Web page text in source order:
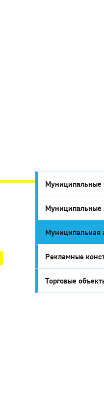
Город Глазов
Муниципальные
Муниципальные
Муниципальная
Рекламные
Торговые